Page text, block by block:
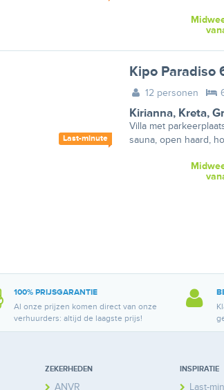
Last-minute
Kipo Paradiso
12 personen
Kirianna, Kreta,
Villa met
sauna, open haard,
100% PRIJSGARANTIE
Al onze prijzen komen direct van onze
verhuurders: altijd de laagste prijs!
ZEKERHEDEN
ANVR
INSPIRATIE
Last-